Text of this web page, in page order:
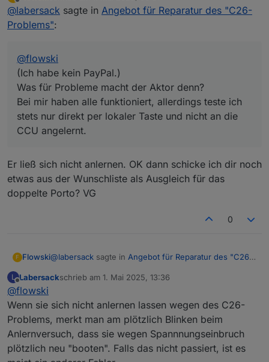
Bei mir haben alle funktioniert, allerdings teste ich
Offline
@labersack sagte in Angebot für Reparatur des "C26-
Problems":
@flowski
(Ich habe kein PayPal.)
Was für Probleme macht der Aktor denn?
Bei mir haben alle funktioniert, allerdings teste ich
stets nur direkt per lokaler Taste und nicht an die
CCU angelernt.
Er ließ sich nicht anlernen. OK dann schicke ich dir noch
etwas aus der Wunschliste als Ausgleich für das
doppelte Porto? VG
0
F Flowski@labersack sagte in Angebot für Reparatur des "C26-
(Ich habe kein PayPal.)
Was für Probleme macht der Aktor denn?
Bei mir haben alle funktioniert, allerdings teste ich
stets nur direkt per lokaler Taste und nicht an die
CCU angelernt.
Er ließ sich nicht anlernen. OK dann schicke ich dir
noch etwas aus der Wunschliste als Ausgleich für das
doppelte Porto? VG
L
Offline
Labersackschrieb am 1. Mai 2025, 13:36
zuletzt editiert von
@flowski
Wenn sie sich nicht anlernen lassen wegen des C26-
Problems, merkt man am plötzlich Blinken beim
Anlernversuch, dass sie wegen Spannnungseinbruch
plötzlich neu "booten". Falls das nicht passiert, ist es